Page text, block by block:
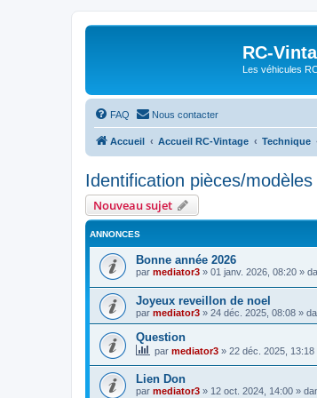
RC-
Les véhicules
FAQ Nous contacter
Accueil Accueil RC-Vintage Technique
Identification pièces/modèles
Nouveau sujet
ANNONCES
Bonne année 2026
par mediator3 » 01 janv. 2026, 08:20 »
Joyeux reveillon de noel
par mediator3 » 24 déc. 2025, 08:08 »
Question
par mediator3 » 22 déc. 2025, 13:18
Lien Don
par mediator3 » 12 oct. 2024, 14:00 »